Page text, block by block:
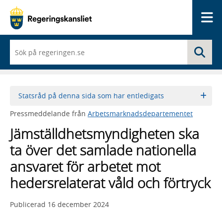
du
börjar
skriva
framträder
lista
med
sökförslag
Statsråd på denna sida som har entledigats
Pressmeddelande från Arbetsmarknadsdepartementet
Jämställdhetsmyndigheten ska
ta över det samlade nationella
ansvaret för arbetet mot
hedersrelaterat våld och förtryck
Publicerad 16 december 2024